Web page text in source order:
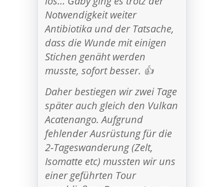
Notwendigkeit weiter
Antibiotika und der Tatsache,
dass die Wunde mit einigen
Stichen genäht werden
musste, sofort besser. 👍
Daher bestiegen wir zwei Tage
später auch gleich den Vulkan
Acatenango. Aufgrund
fehlender Ausrüstung für die
2-Tageswanderung (Zelt,
Isomatte etc) mussten wir uns
einer geführten Tour